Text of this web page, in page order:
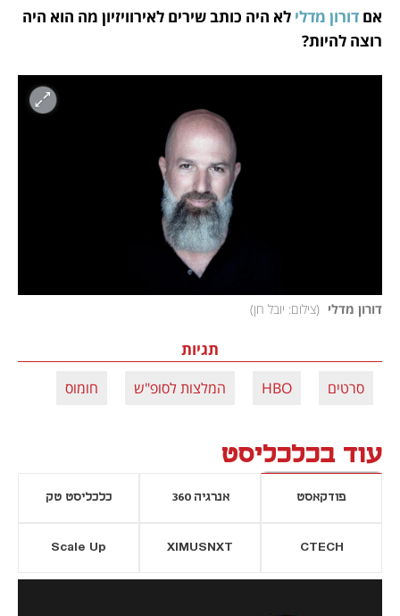
אם דורון מדלי
רוצה להיות?
דורון מדלי (צילום: יובל חן)
תגיות
סרטים HBO המלצות לסופ"ש חומוס
עוד בכלכליסט
פודקאסט אנרגיה 360 כלכליסט טק
CTECH
XIMUSNXT
Scale Up
נפתח בכרטיסייה חדשה חדשה